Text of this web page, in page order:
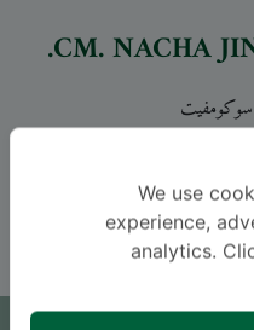
CM.NACHA
THAI
We use
experience,
analytics.